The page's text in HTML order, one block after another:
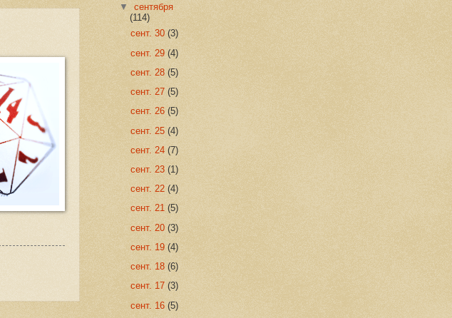
▼сентября
(114)
сент. 30 (3)
сент. 29 (4)
сент. 28 (5)
сент. 27 (5)
сент. 26 (5)
сент. 25 (4)
сент. 24 (7)
сент. 23 (1)
сент. 22 (4)
сент. 21 (5)
сент. 20 (3)
сент. 19 (4)
сент. 18 (6)
сент. 17 (3)
сент. 16 (5)